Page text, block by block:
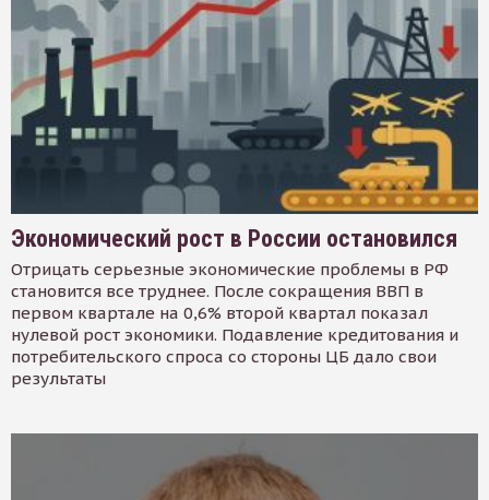
Экономический рост в России остановился
Отрицать серьезные экономические проблемы в РФ
становится все труднее. После сокращения ВВП в
первом квартале на 0,6% второй квартал показал
нулевой рост экономики. Подавление кредитования и
потребительского спроса со стороны ЦБ дало свои
результаты